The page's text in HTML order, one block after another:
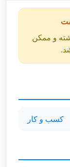
گذشته و ممکن
کسب و کار